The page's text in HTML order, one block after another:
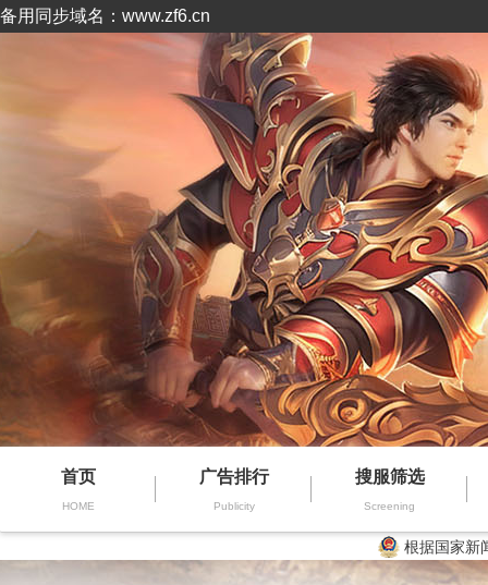
备用同步域名：www.zf6.cn
首页
HOME
广告排行
Publicity
搜服筛选
Screening
根据国家新